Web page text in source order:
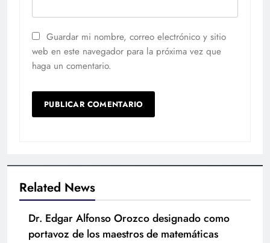
Guardar mi nombre, correo electrónico y sitio
web en este navegador para la próxima vez que
haga un comentario.
Related News
Dr. Edgar Alfonso Orozco designado como
portavoz de los maestros de matemáticas